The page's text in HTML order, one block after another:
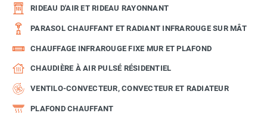
RIDEAU D'AIR ET RIDEAU RAYONNANT
PARASOL CHAUFFANT ET RADIANT INFRAROUGE SUR MÂT
CHAUFFAGE INFRAROUGE FIXE MUR ET PLAFOND
CHAUDIÈRE À AIR PULSÉ RÉSIDENTIEL
VENTILO-CONVECTEUR, CONVECTEUR ET RADIATEUR
PLAFOND CHAUFFANT